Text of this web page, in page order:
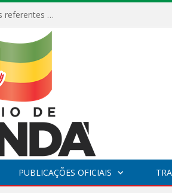
Relatórios Detalhados contendo todas as informações referentes a execução de recursos destinados ao fomento de projetos culturais no Município de Jacundá entre os anos de 2022 ao presente ano de 2026.
PUBLICAÇÕES OFICIAIS